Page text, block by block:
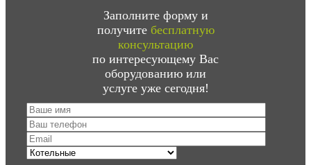
Заполните форму и
получите бесплатную
консультацию
по интересующему Вас
оборудованию или
услуге уже сегодня!